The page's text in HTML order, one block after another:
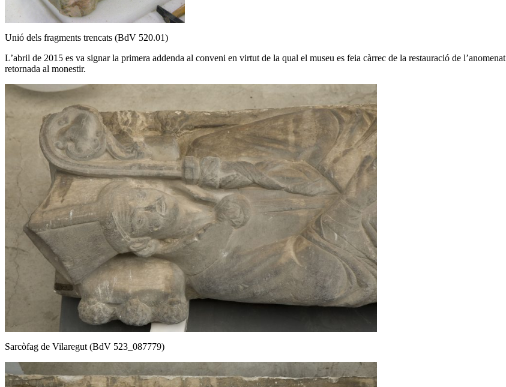
Unió dels fragments trencats (BdV 520.01)
L’abril de 2015 es va signar la primera addenda al conveni en virtut de la qual el museu es feia càrrec de la restauració de l’anomenat
retornada al monestir.
Sarcòfag de Vilaregut (BdV 523_087779)